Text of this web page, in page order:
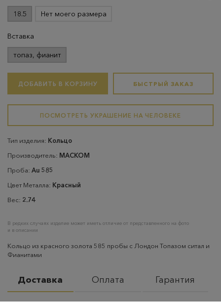
18.5 Нет моего размера
Вставка
топаз, фианит
ДОБАВИТЬ В КОРЗИНУ БЫСТРЫЙ ЗАКАЗ
ПОСМОТРЕТЬ УКРАШЕНИЕ НА ЧЕЛОВЕКЕ
Тип изделия: Кольцо
Производитель: МАСКОМ
Проба: Au 585
Цвет Металла: Красный
Вес: 2.74
В редких случаях изделие может иметь отличие от представленного на фото
и в описании
Кольцо из красного золота 585 пробы с Лондон Топазом ситал и
Фианитами
Доставка Оплата Гарантия